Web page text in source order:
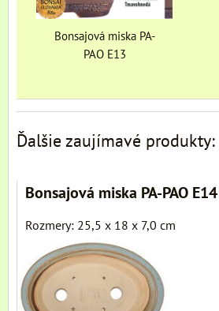
Bonsajová miska PA-
PAO E13
Ďalšie zaujímavé produkty:
Bonsajová miska PA-PAO E14
Rozmery: 25,5 x 18 x 7,0 cm